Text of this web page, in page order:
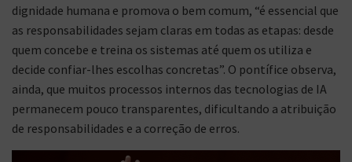
dignidade humana e promova o bem comum, “é essencial que
as responsabilidades sejam claras em todas as etapas: desde
quem concebe e treina os sistemas até quem os utiliza e
decide confiar-lhes escolhas concretas”. O pontífice observa,
ainda, que muitos processos internos das tecnologias de IA
permanecem pouco transparentes, dificultando a atribuição
de responsabilidades e a correção de erros.